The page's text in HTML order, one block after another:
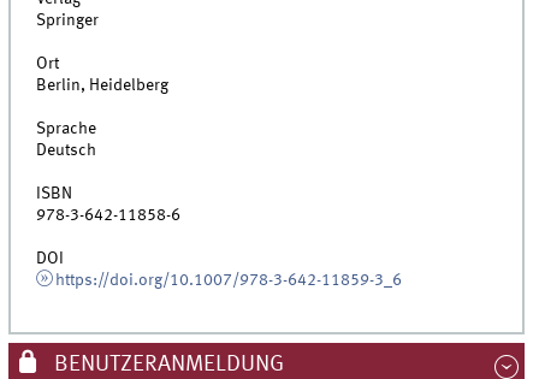
Springer
Ort
Berlin, Heidelberg
Sprache
Deutsch
ISBN
978-3-642-11858-6
DOI
https://doi.org/10.1007/978-3-642-11859-3_6
BENUTZERANMELDUNG